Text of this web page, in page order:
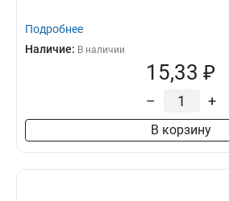
Подробнее
Наличие: В наличии
15,33 ₽
– +
В корзину